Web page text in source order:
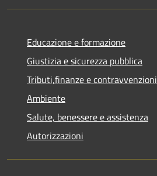
Educazione e formazione
Giustizia e sicurezza pubblica
Tributi,finanze e contravvenzioni
Ambiente
Salute, benessere e assistenza
Autorizzazioni